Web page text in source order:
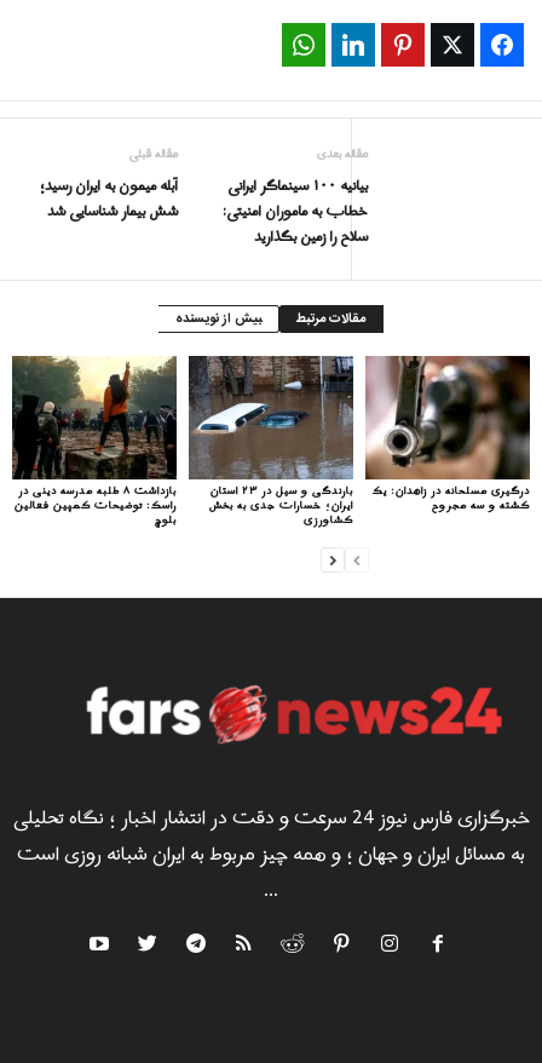
Facebook
Twitter
Pinterest
LinkedIn
مقاله قبلی
آبله میمون به ایران رسيد؛
شش بیمار شناسایی شد
مقاله بعدی
بیانیه ۱۰۰ سینماگر ایرانی
خطاب به ماموران امنیتی:
سلاح را زمین بگذارید
مقالات مرتبط بیش از نویسنده
بازداشت ۸ طلبه مدرسه دینی در
راسک: توضیحات کمپین فعالین
بلوچ
بارندگی و سیل در ۲۳ استان
ایران؛ خسارات جدی به بخش
کشاورزی
درگیری مسلحانه در زاهدان: یک
کشته و سه مجروح
خبرگزاری فارس نیوز 24 سرعت و دقت در انتشار اخبار ؛ نگاه تحلیلی
به مسائل ایران و جهان ؛ و همه چیز مربوط به ایران شبانه روزی است
...